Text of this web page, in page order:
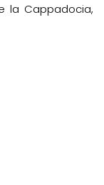
la Cappadocia,